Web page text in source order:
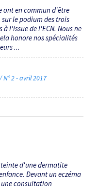
en commun d'être
le podium des trois
l'issue de l'ECN. Nous ne
honore nos spécialités
...
2 - avril 2017
d'une dermatite
Devant un eczéma
consultation